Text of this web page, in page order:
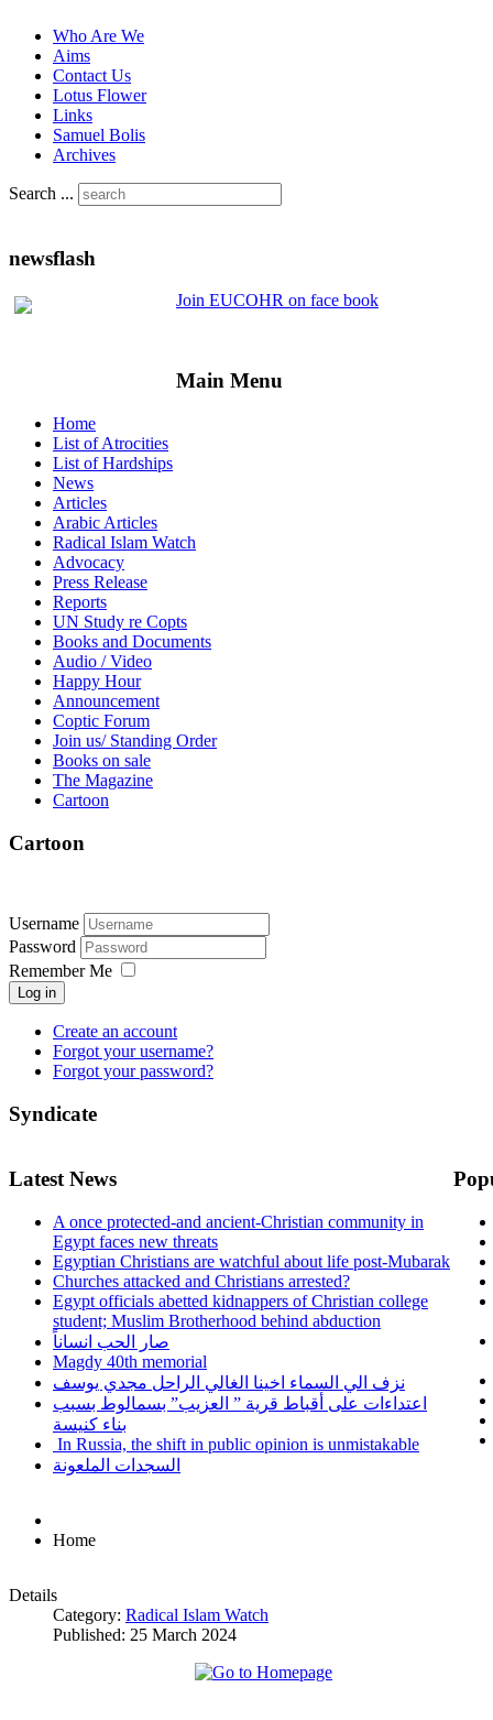
Who Are We
Aims
Contact Us
Lotus Flower
Links
Samuel Bolis
Archives
Search ...
newsflash
Join EUCOHR on face book
Main Menu
Home
List of Atrocities
List of Hardships
News
Articles
Arabic Articles
Radical Islam Watch
Advocacy
Press Release
Reports
UN Study re Copts
Books and Documents
Audio / Video
Happy Hour
Announcement
Coptic Forum
Join us/ Standing Order
Books on sale
The Magazine
Cartoon
Cartoon
Username
Password
Remember Me
Log in
Create an account
Forgot your username?
Forgot your password?
Syndicate
Latest News
A once protected-and ancient-Christian community in
Egypt faces new threats
Egyptian Christians are watchful about life post-Mubarak
Churches attacked and Christians arrested?
Egypt officials abetted kidnappers of Christian college
student; Muslim Brotherhood behind abduction
صار الحب انساناً
Magdy 40th memorial
نزف الي السماء اخينا الغالي الراحل مجدي يوسف
اعتداءات على أقباط قرية ” العزيب” بسمالوط بسبب
بناء كنيسة
In Russia, the shift in public opinion is unmistakable
السجدات الملعونة
Home
Details
Category: Radical Islam Watch
Published: 25 March 2024